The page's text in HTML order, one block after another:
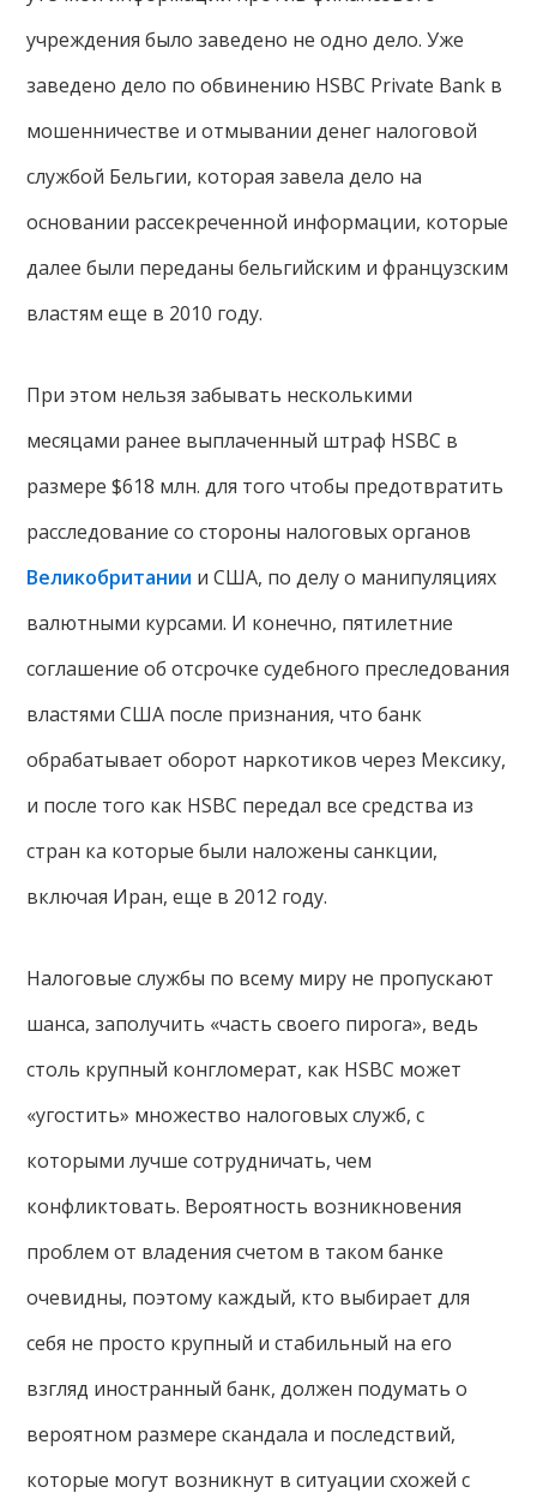
учреждения было заведено не одно дело. Уже
заведено дело по обвинению HSBC Private Bank в
мошенничестве и отмывании денег налоговой
службой Бельгии, которая завела дело на
основании рассекреченной информации, которые
далее были переданы бельгийским и французским
властям еще в 2010 году.
При этом нельзя забывать несколькими
месяцами ранее выплаченный штраф HSBC в
размере $618 млн. для того чтобы предотвратить
расследование со стороны налоговых органов
Великобритании и США, по делу о манипуляциях
валютными курсами. И конечно, пятилетние
соглашение об отсрочке судебного преследования
властями США после признания, что банк
обрабатывает оборот наркотиков через Мексику,
и после того как HSBC передал все средства из
стран ка которые были наложены санкции,
включая Иран, еще в 2012 году.
Налоговые службы по всему миру не пропускают
шанса, заполучить «часть своего пирога», ведь
столь крупный конгломерат, как HSBC может
«угостить» множество налоговых служб, с
которыми лучше сотрудничать, чем
конфликтовать. Вероятность возникновения
проблем от владения счетом в таком банке
очевидны, поэтому каждый, кто выбирает для
себя не просто крупный и стабильный на его
взгляд иностранный банк, должен подумать о
вероятном размере скандала и последствий,
которые могут возникнут в ситуации схожей с